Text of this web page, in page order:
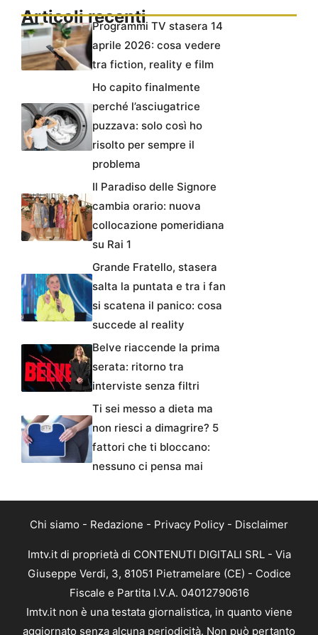
Articoli recentiProgrammi TV stasera 14
aprile 2026: cosa vedere
tra fiction, reality e film
Ho capito finalmente
perché l’asciugatrice
puzzava: solo così ho
risolto per sempre il
problema
Il Paradiso delle Signore
cambia orario: nuova
collocazione pomeridiana
su Rai 1
Grande Fratello, stasera
salta la puntata e tra i fan
si scatena il panico: cosa
succede al reality
Belve riaccende la prima
serata: ritorno tra
interviste senza filtri
Ti sei messo a dieta ma
non riesci a dimagrire? 5
fattori che ti bloccano:
nessuno ci pensa mai
Chi siamo - Redazione - Privacy Policy - Disclaimer
Imtv.it di proprietà di CONTENUTI DIGITALI SRL - Via
Giuseppe Verdi, 3, 81051 Pietramelare (CE) - Codice
Fiscale e Partita I.V.A. 04012790616
Imtv.it non è una testata giornalistica, in quanto viene
aggiornato senza alcuna periodicità. Non può pertanto